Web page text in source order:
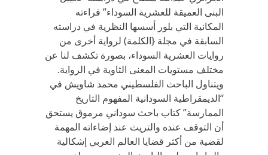
البنى العميقة للعشرية السوداء” قراءته
المكانية التي بلور أسسها النظرية في دراسته
السابقة في مجلة {الكلمة) لرواية أخرى من
روايات العشرية السوداء، بصورة تكشف لنا عن
مختلف مستويات المعنى الثاوية في الرواية.
ويتناول الباحث الفلسطيني محمد شاويش في
“الديمقراطية السودانية المفهوم التاريخ
الممارسة” كتاب باحث سوداني مرموق يستحق
أن التوقف عنده والتريث عند إضاءاته المهمة
لقضية من أكثر قضايا العالم العربي إشكالية